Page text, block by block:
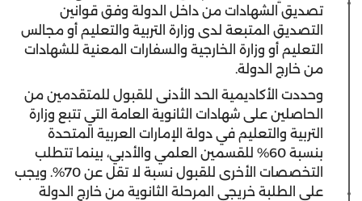
تصديق الشهادات من داخل الدولة وفق قوانين
التصديق المتبعة لدى وزارة التربية والتعليم أو مجالس
التعليم أو وزارة الخارجية والسفارات المعنية للشهادات
من خارج الدولة.
وحددت الأكاديمية الحد الأدنى للقبول للمتقدمين من
الحاصلين على شهادات الثانوية العامة التي تتبع وزارة
التربية والتعليم في دولة الإمارات العربية المتحدة
بنسبة 60% للقسمين العلمي والأدبي، بينما تتطلب
التخصصات الأخرى للقبول نسبة لا تقل عن 70%. ويجب
على الطلبة خريجي المرحلة الثانوية من خارج الدولة